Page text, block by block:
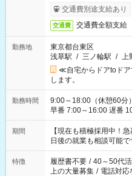
交通費別途支給あり
交通費 交通費全額支給
勤務地
東京都台東区
浅草駅 / 三ノ輪駅 / 上
≪自宅からドアtoド
します。
勤務時間
9:00～18:00（休憩60分） ■ご希望があれば下記シフトもOK
早番 7:00～16:00 遅番 10:00～19:00 「
い」 「余裕を持って夕
たくない」 など、ご希望を教
の方へ 今ご覧のお仕事
の勤務時間。 合計で週
期間
【現在も積極採用中！
日後の就業も相談可能で
特徴 履歴書不要 / 40～50代
上の大量募集 / 電話対応